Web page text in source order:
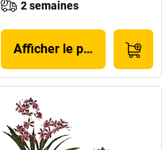
2 semaines
Afficher le produit